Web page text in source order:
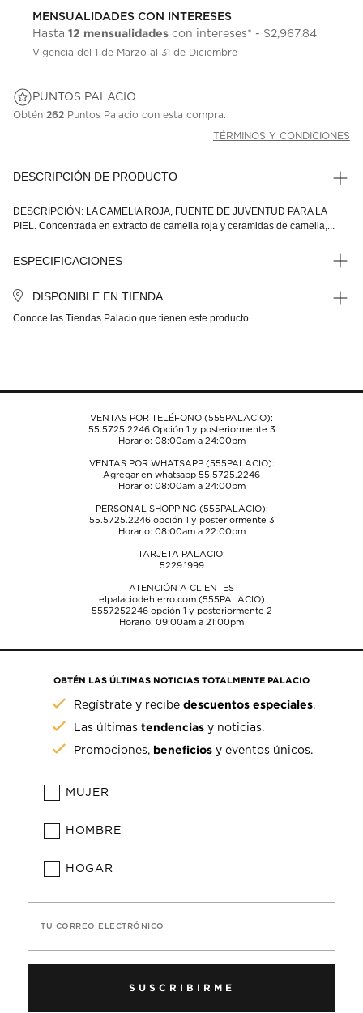
MENSUALIDADES CON INTERESES
Hasta 12 mensualidades con intereses* - $2,967.84
Vigencia del 1 de Marzo al 31 de Diciembre
PUNTOS PALACIO
Obtén 262 Puntos Palacio con esta compra.
TÉRMINOS Y CONDICIONES
DESCRIPCIÓN DE PRODUCTO
DESCRIPCIÓN: LA CAMELIA ROJA, FUENTE DE JUVENTUD PARA LA
PIEL. Concentrada en extracto de camelia roja y ceramidas de camelia,...
ESPECIFICACIONES
DISPONIBLE EN TIENDA
Conoce las Tiendas Palacio que tienen este producto.
VENTAS POR TELÉFONO (555PALACIO):
55.5725.2246Opción 1 y posteriormente 3
Horario: 08:00am a 24:00pm
VENTAS POR WHATSAPP (555PALACIO):
Agregar en whatsapp 55.5725.2246
Horario: 08:00am a 24:00pm
PERSONAL SHOPPING (555PALACIO):
55.5725.2246opción 1 y posteriormente 3
Horario: 08:00am a 22:00pm
TARJETA PALACIO:
5229.1999
ATENCIÓN A CLIENTES
elpalaciodehierro.com (555PALACIO)
5557252246opción 1 y posteriormente 2
Horario: 09:00am a 21:00pm
OBTÉN LAS ÚLTIMAS NOTICIAS TOTALMENTE PALACIO
Regístrate y recibedescuentos especiales.
Las últimastendencias y noticias.
Promociones, beneficios y eventos únicos.
MUJER
HOMBRE
HOGAR
TU CORREO ELECTRÓNICO
SUSCRIBIRME